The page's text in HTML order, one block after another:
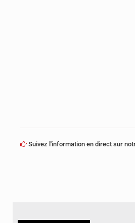
Suivez l'information en direct sur